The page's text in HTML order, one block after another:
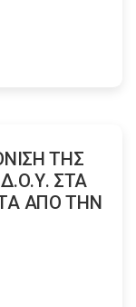
ΤΗΣ
ΣΤΑ
ΑΠΟ ΤΗΝ